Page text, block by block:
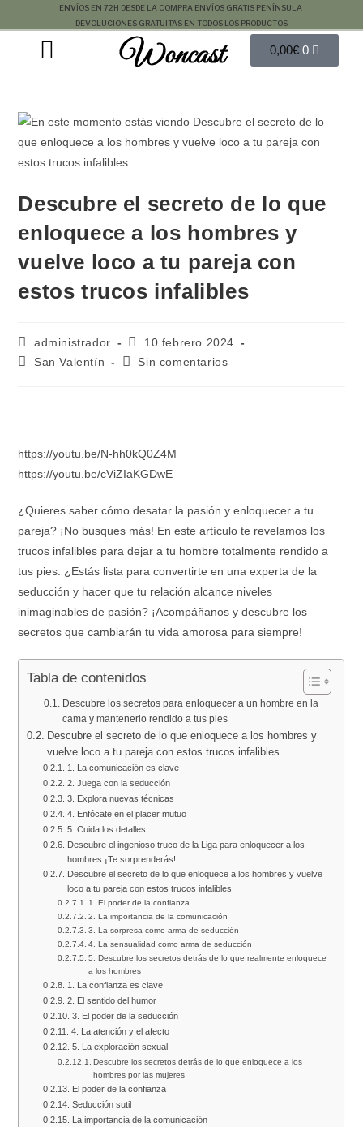
ENVÍOS EN 72H DESDE LA COMPRA ENVÍOS GRATIS PENÍNSULA
DEVOLUCIONES GRATUITAS EN TODOS LOS PRODUCTOS
Woncast 0,00€ 0
Descubre el secreto de lo que
enloquece a los hombres y
vuelve loco a tu pareja con
estos trucos infalibles
administrador
10 febrero 2024
San Valentín
Sin comentarios
https://youtu.be/N-hh0kQ0Z4M
https://youtu.be/cViZIaKGDwE
¿Quieres saber cómo desatar la pasión y enloquecer a tu
pareja? ¡No busques más! En este artículo te revelamos los
trucos infalibles para dejar a tu hombre totalmente rendido a
tus pies. ¿Estás lista para convertirte en una experta de la
seducción y hacer que tu relación alcance niveles
inimaginables de pasión? ¡Acompáñanos y descubre los
secretos que cambiarán tu vida amorosa para siempre!
Tabla de contenidos
Descubre los secretos para enloquecer a un hombre en la
cama y mantenerlo rendido a tus pies
Descubre el secreto de lo que enloquece a los hombres y
vuelve loco a tu pareja con estos trucos infalibles
1. La comunicación es clave
2. Juega con la seducción
3. Explora nuevas técnicas
4. Enfócate en el placer mutuo
5. Cuida los detalles
Descubre el ingenioso truco de la Liga para enloquecer a los
hombres ¡Te sorprenderás!
Descubre el secreto de lo que enloquece a los hombres y vuelve
loco a tu pareja con estos trucos infalibles
1. El poder de la confianza
2. La importancia de la comunicación
3. La sorpresa como arma de seducción
4. La sensualidad como arma de seducción
5. Descubre los secretos detrás de lo que realmente enloquece
a los hombres
1. La confianza es clave
2. El sentido del humor
3. El poder de la seducción
4. La atención y el afecto
5. La exploración sexual
Descubre los secretos detrás de lo que enloquece a los
hombres por las mujeres
El poder de la confianza
Seducción sutil
La importancia de la comunicación